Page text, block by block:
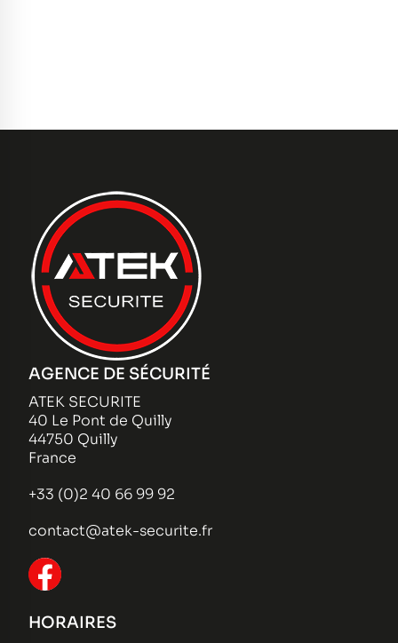
AGENCE DE SÉCURITÉ
ATEK SECURITE
40 Le Pont de Quilly
44750 Quilly
France
+33 (0)2 40 66 99 92
contact@atek-securite.fr
HORAIRES